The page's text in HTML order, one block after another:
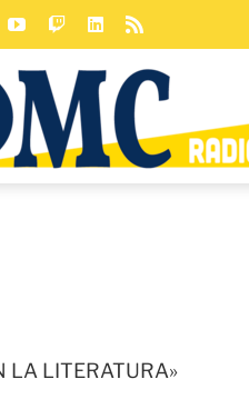
YouTube
TwitchLinkedIn
LA LITERATURA»